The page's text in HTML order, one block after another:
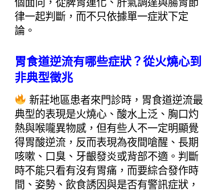
律一起判斷，而不只依據單一症狀下定
論。
胃食道逆流有哪些症狀？從火燒心到
非典型徵兆
新莊地區患者來門診時，胃食道逆流最
典型的表現是火燒心、酸水上泛、胸口灼
熱與喉嚨異物感，但有些人不一定明顯覺
得胃酸逆流，反而表現為夜間嗆醒、長期
咳嗽、口臭、牙齦發炎或背部不適。判斷
時不能只看有沒有胃痛，而要綜合發作時
間、姿勢、飲食誘因與是否有警訊症狀，